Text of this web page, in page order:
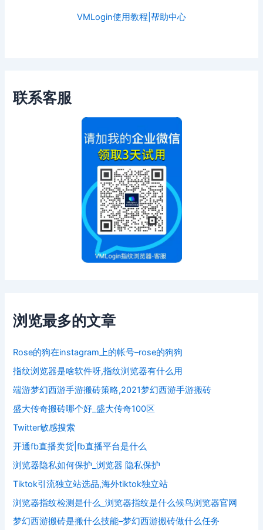
VMLogin使用教程|帮助中心
联系客服
浏览最多的文章
Rose的狗在instagram上的帐号–rose的狗狗
指纹浏览器是啥软件呀,指纹浏览器有什么用
端游梦幻西游手游搬砖策略,2021梦幻西游手游搬砖
盛大传奇搬砖哪个好_盛大传奇100区
Twitter敏感搜索
开通fb直播卖货|fb直播平台是什么
浏览器隐私如何保护_浏览器 隐私保护
Tiktok引流独立站选品,海外tiktok独立站
浏览器指纹检测是什么_浏览器指纹是什么候鸟浏览器官网
梦幻西游搬砖是搬什么技能–梦幻西游搬砖做什么任务